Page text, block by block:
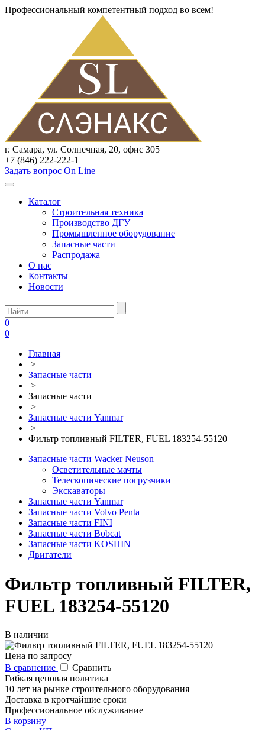
Профессиональный компетентный подход во всем!
г. Самара, ул. Солнечная, 20, офис 305
+7 (846) 222-222-1
Задать вопрос On Line
Каталог
Строительная техника
Производство ДГУ
Промышленное оборудование
Запасные части
Распродажа
О нас
Контакты
Новости
0
0
Главная
>
Запасные части
>
Запасные части
>
Запасные части Yanmar
>
Фильтр топливный FILTER, FUEL 183254-55120
Запасные части Wacker Neuson
Осветительные мачты
Телескопические погрузчики
Экскаваторы
Запасные части Yanmar
Запасные части Volvo Penta
Запасные части FINI
Запасные части Bobcat
Запасные части KOSHIN
Двигатели
Фильтр топливный FILTER,
FUEL 183254-55120
В наличии
Цена по запросу
В сравнение
Сравнить
Гибкая ценовая политика
10 лет на рынке строительного оборудования
Доставка в кротчайшие сроки
Профессиональное обслуживание
В корзину